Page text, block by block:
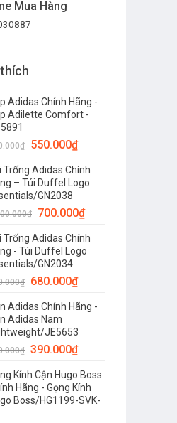
Mua Hàng
Adidas Chính Hãng -
Adilette Comfort -
₫ 550.000₫
Trống Adidas Chính
– Túi Duffel Logo
GN2038
₫ 700.000₫
Trống Adidas Chính
- Túi Duffel Logo
GN2034
₫ 680.000₫
Adidas Chính Hãng -
Adidas Nam
JE5653
₫ 390.000₫
Kính Cận Hugo Boss
Hãng - Gọng Kính
Boss/HG1199-SVK-